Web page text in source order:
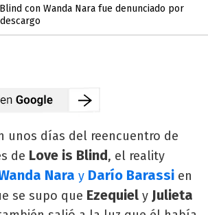
con Wanda Nara fue denunciado por
unos días del reencuentro de
de Love is Blind, el reality
Nara y Darío Barassi en
se supo que Ezequiel y Julieta